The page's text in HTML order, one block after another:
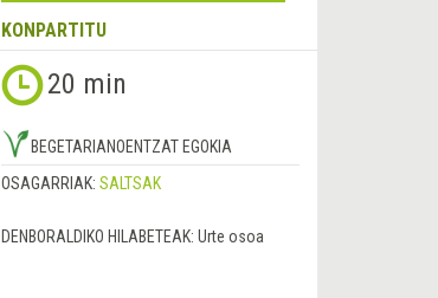
KONPARTITU
20 min
BEGETARIANOENTZAT EGOKIA
OSAGARRIAK: SALTSAK
DENBORALDIKO HILABETEAK: Urte osoa